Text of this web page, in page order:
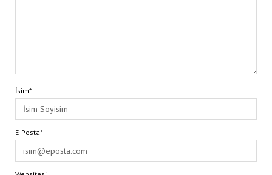
İsim*
E-Posta*